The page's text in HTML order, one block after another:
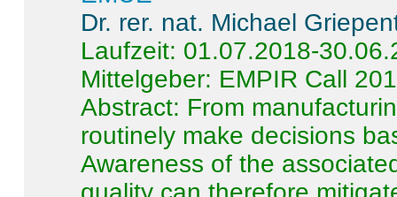
Dr. rer. nat. Michael
Laufzeit: 01.07.2018-
Mittelgeber: EMPIR Call
Abstract: From
routinely make decisions
Awareness of the